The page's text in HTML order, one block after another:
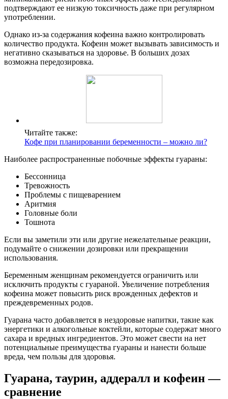
подтверждают ее низкую токсичность даже при регулярном
употреблении.
Однако из-за содержания кофеина важно контролировать
количество продукта. Кофеин может вызывать зависимость и
негативно сказываться на здоровье. В больших дозах
возможна передозировка.
Читайте также:
Кофе при планировании беременности – можно ли?
Наиболее распространенные побочные эффекты гуараны:
Бессонница
Тревожность
Проблемы с пищеварением
Аритмия
Головные боли
Тошнота
Если вы заметили эти или другие нежелательные реакции,
подумайте о снижении дозировки или прекращении
использования.
Беременным женщинам рекомендуется ограничить или
исключить продукты с гуараной. Увеличение потребления
кофеина может повысить риск врожденных дефектов и
преждевременных родов.
Гуарана часто добавляется в нездоровые напитки, такие как
энергетики и алкогольные коктейли, которые содержат много
сахара и вредных ингредиентов. Это может свести на нет
потенциальные преимущества гуараны и нанести больше
вреда, чем пользы для здоровья.
Гуарана, таурин, аддералл и кофеин —
сравнение